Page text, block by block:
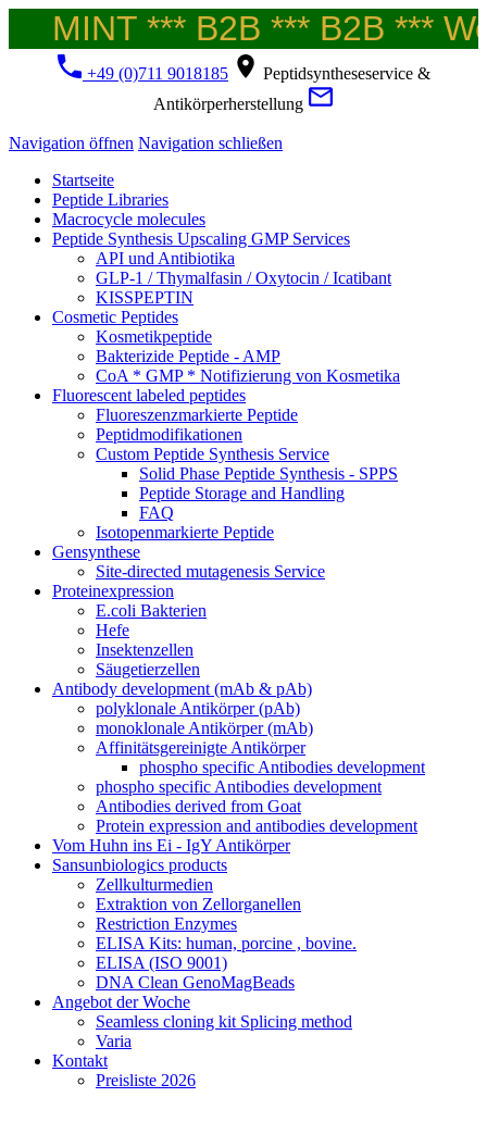
MINT *** B2B *** B2B ***
+49 (0)711 9018185
Peptidsyntheseservice &
Antikörperherstellung
Navigation öffnen Navigation schließen
Startseite
Peptide Libraries
Macrocycle molecules
Peptide Synthesis Upscaling GMP Services
API und Antibiotika
GLP-1 / Thymalfasin / Oxytocin / Icatibant
KISSPEPTIN
Cosmetic Peptides
Kosmetikpeptide
Bakterizide Peptide - AMP
CoA * GMP * Notifizierung von Kosmetika
Fluorescent labeled peptides
Fluoreszenzmarkierte Peptide
Peptidmodifikationen
Custom Peptide Synthesis Service
Solid Phase Peptide Synthesis - SPPS
Peptide Storage and Handling
FAQ
Isotopenmarkierte Peptide
Gensynthese
Site-directed mutagenesis Service
Proteinexpression
E.coli Bakterien
Hefe
Insektenzellen
Säugetierzellen
Antibody development (mAb & pAb)
polyklonale Antikörper (pAb)
monoklonale Antikörper (mAb)
Affinitätsgereinigte Antikörper
phospho specific Antibodies development
phospho specific Antibodies development
Antibodies derived from Goat
Protein expression and antibodies development
Vom Huhn ins Ei - IgY Antikörper
Sansunbiologics products
Zellkulturmedien
Extraktion von Zellorganellen
Restriction Enzymes
ELISA Kits: human, porcine , bovine.
ELISA (ISO 9001)
DNA Clean GenoMagBeads
Angebot der Woche
Seamless cloning kit Splicing method
Varia
Kontakt
Preisliste 2026